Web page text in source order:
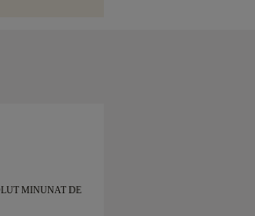
MINUNAT DE